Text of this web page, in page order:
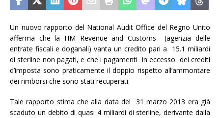
Un nuovo rapporto del National Audit Office del Regno Unito
afferma che la HM Revenue and Customs (agenzia delle
entrate fiscali e doganali) vanta un credito pari a 15.1 miliardi
di sterline non pagati, e che i pagamenti in eccesso dei crediti
d’imposta sono praticamente il doppio rispetto all’ammontare
dei rimborsi che sono stati recuperati.
Tale rapporto stima che alla data del 31 marzo 2013 era già
scaduto un debito di quasi 4 miliardi di sterline, derivante dalla